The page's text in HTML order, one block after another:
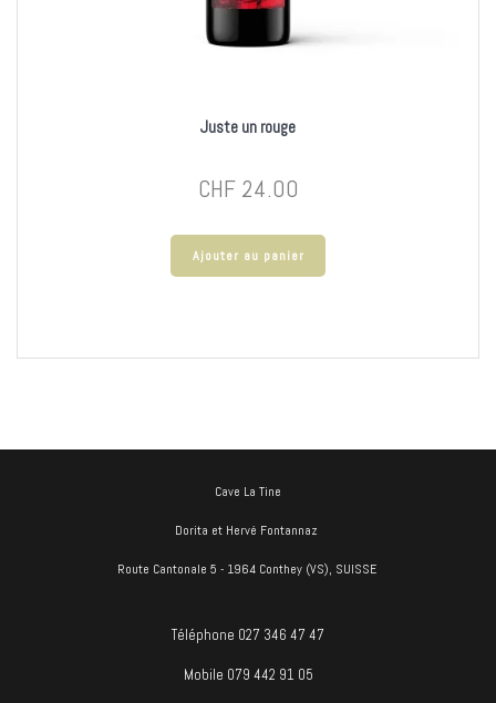
Juste un rouge
CHF24.00
Ajouter au panier
Cave La Tine
Dorita et Hervé Fontannaz
Route Cantonale 5 - 1964 Conthey (VS), SUISSE
Téléphone 027 346 47 47
Mobile 079 442 91 05